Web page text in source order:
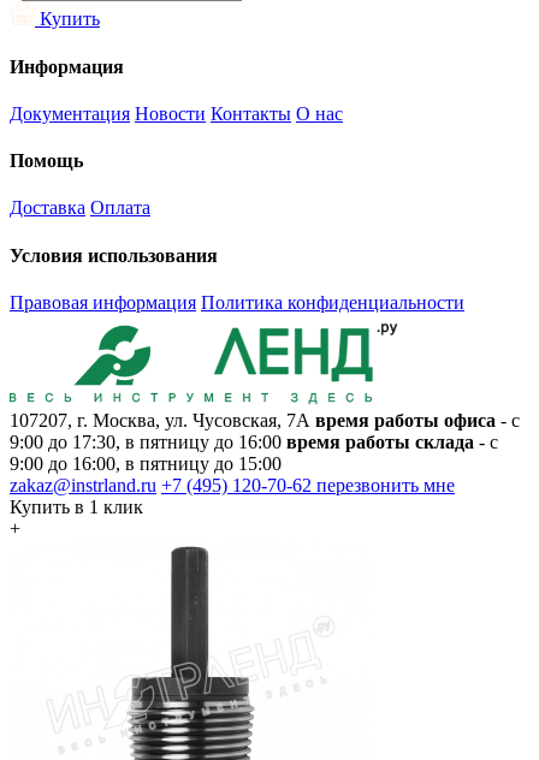
Купить
Информация
Документация Новости Контакты О нас
Помощь
Доставка Оплата
Условия использования
Правовая информация Политика конфиденциальности
107207, г. Москва, ул. Чусовская, 7А время работы офиса - с
9:00 до 17:30, в пятницу до 16:00 время работы склада - с
9:00 до 16:00, в пятницу до 15:00
zakaz@instrland.ru +7 (495) 120-70-62 перезвонить мне
Купить в 1 клик
+